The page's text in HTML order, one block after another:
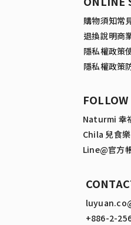
購物須知常
退換說明商
隱私權政策
隱私權政策
FOLLOW
Naturmi 幸
Chila 兒食
Line@官方
+886-2-